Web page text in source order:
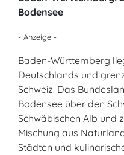
Bodensee
- Anzeige -
Baden-Württemberg
Deutschlands und
Schweiz. Das
Bodensee über den
Schwäbischen Alb und
Mischung aus
Städten und